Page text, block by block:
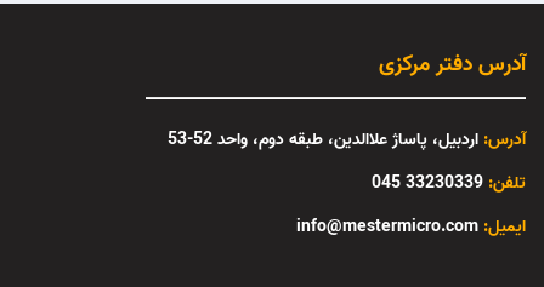
آدرس دفتر مرکزی
آدرس: اردبیل، پاساژ علاالدین، طبقه دوم، واحد 52-53
تلفن: 33230339 045
info@mestermicro.com :ایمیل